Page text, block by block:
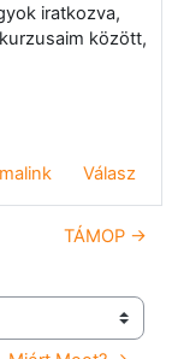
iratkozva,
között,
Válasz
TÁMOP →